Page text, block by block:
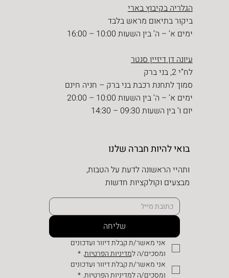
הגלריה בקיבוץ בארי
ביקור בתיאום מראש בלבד
ימים א’ – ה’ בין השעות 10:00 – 16:00
עיונה דן דיזיין סנטר
לח”י 2, בני ברק
סמוך לתחנת רכבת בני ברק – חניה חינם
ימים א’ – ה’ בין השעות 10:00 – 20:00
יום ו’ בין השעות 09:30 – 14:30
בואי להיות חברה שלנו
ותהיי הראשונה לדעת על הטבות,
מבצעים וקולקציות חדשות
שליחה
ומסכים/ה למדיניות הפרטיות.
*
ומסכים/ה למדיניות הפרטיות. *